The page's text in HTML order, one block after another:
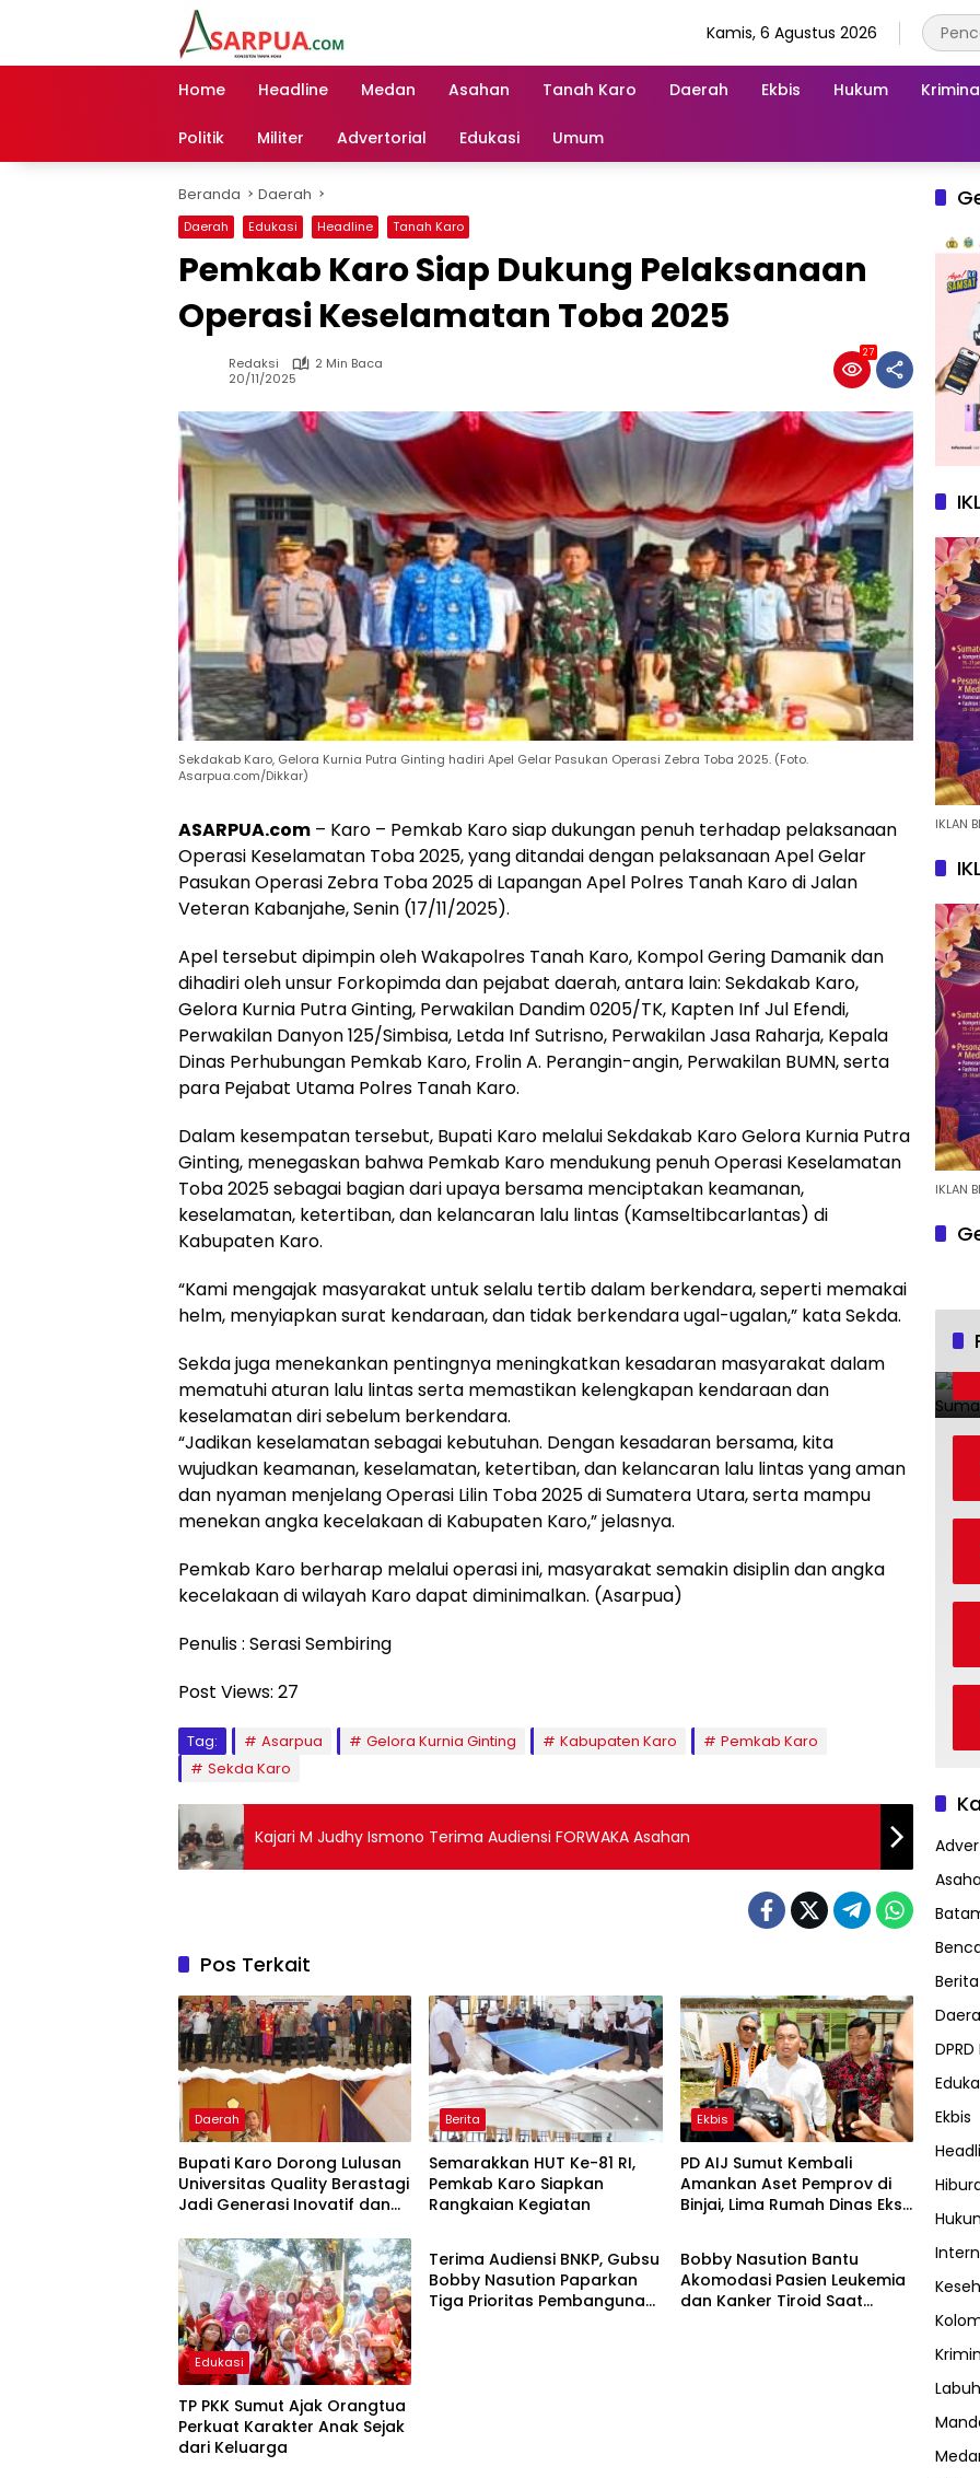
Kamis, 6 Agustus 2026
Home Headline Medan Asahan Tanah Karo Daerah Ekbis Hukum
Politik Militer Advertorial Edukasi Umum
Beranda Daerah
Daerah Edukasi Headline Tanah Karo
Pemkab Karo Siap Dukung Pelaksanaan
Operasi Keselamatan Toba 2025
Redaksi
2 Min Baca
20/11/2025
27
Sekdakab Karo, Gelora Kurnia Putra Ginting hadiri Apel Gelar Pasukan Operasi Zebra Toba 2025. (Foto.
Asarpua.com/Dikkar)
ASARPUA.com – Karo – Pemkab Karo siap dukungan penuh terhadap pelaksanaan
Operasi Keselamatan Toba 2025, yang ditandai dengan pelaksanaan Apel Gelar
Pasukan Operasi Zebra Toba 2025 di Lapangan Apel Polres Tanah Karo di Jalan
Veteran Kabanjahe, Senin (17/11/2025).
Apel tersebut dipimpin oleh Wakapolres Tanah Karo, Kompol Gering Damanik dan
dihadiri oleh unsur Forkopimda dan pejabat daerah, antara lain: Sekdakab Karo,
Gelora Kurnia Putra Ginting, Perwakilan Dandim 0205/TK, Kapten Inf Jul Efendi,
Perwakilan Danyon 125/Simbisa, Letda Inf Sutrisno, Perwakilan Jasa Raharja, Kepala
Dinas Perhubungan Pemkab Karo, Frolin A. Perangin-angin, Perwakilan BUMN, serta
para Pejabat Utama Polres Tanah Karo.
Dalam kesempatan tersebut, Bupati Karo melalui Sekdakab Karo Gelora Kurnia Putra
Ginting, menegaskan bahwa Pemkab Karo mendukung penuh Operasi Keselamatan
Toba 2025 sebagai bagian dari upaya bersama menciptakan keamanan,
keselamatan, ketertiban, dan kelancaran lalu lintas (Kamseltibcarlantas) di
Kabupaten Karo.
“Kami mengajak masyarakat untuk selalu tertib dalam berkendara, seperti memakai
helm, menyiapkan surat kendaraan, dan tidak berkendara ugal-ugalan,” kata Sekda.
Sekda juga menekankan pentingnya meningkatkan kesadaran masyarakat dalam
mematuhi aturan lalu lintas serta memastikan kelengkapan kendaraan dan
keselamatan diri sebelum berkendara.
“Jadikan keselamatan sebagai kebutuhan. Dengan kesadaran bersama, kita
wujudkan keamanan, keselamatan, ketertiban, dan kelancaran lalu lintas yang aman
dan nyaman menjelang Operasi Lilin Toba 2025 di Sumatera Utara, serta mampu
menekan angka kecelakaan di Kabupaten Karo,” jelasnya.
Pemkab Karo berharap melalui operasi ini, masyarakat semakin disiplin dan angka
kecelakaan di wilayah Karo dapat diminimalkan. (Asarpua)
Penulis : Serasi Sembiring
Post Views: 27
Tag: Asarpua Gelora Kurnia Ginting Kabupaten Karo
Pemkab Karo
Sekda Karo
Kajari M Judhy Ismono Terima Audiensi FORWAKA Asahan
Pos Terkait
Daerah
Bupati Karo Dorong Lulusan
Universitas Quality Berastagi
Jadi Generasi Inovatif dan
Berita
Semarakkan HUT Ke-81 RI,
Pemkab Karo Siapkan
Rangkaian Kegiatan
Ekbis
PD AIJ Sumut Kembali
Amankan Aset Pemprov di
Binjai, Lima Rumah Dinas Eks
Edukasi
TP PKK Sumut Ajak Orangtua
Perkuat Karakter Anak Sejak
dari Keluarga
Daerah
Terima Audiensi BNKP, Gubsu
Bobby Nasution Paparkan
Tiga Prioritas Pembangunan
Daerah
Bobby Nasution Bantu
Akomodasi Pasien Leukemia
dan Kanker Tiroid Saat
IKLAN BI
IKLAN BI
Berita
Ekbis